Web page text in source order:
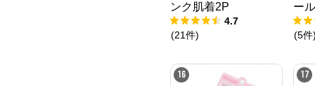
ンク肌着2P
4.7
(21件)
ー
(5件
16 17